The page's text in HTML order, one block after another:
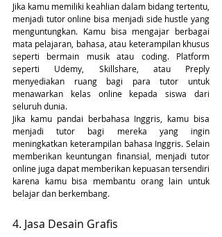
Jika kamu memiliki keahlian dalam bidang tertentu,
menjadi tutor online bisa menjadi side hustle yang
menguntungkan. Kamu bisa mengajar berbagai
mata pelajaran, bahasa, atau keterampilan khusus
seperti bermain musik atau coding. Platform
seperti Udemy, Skillshare, atau Preply
menyediakan ruang bagi para tutor untuk
menawarkan kelas online kepada siswa dari
seluruh dunia.
Jika kamu pandai berbahasa Inggris, kamu bisa
menjadi tutor bagi mereka yang ingin
meningkatkan keterampilan bahasa Inggris. Selain
memberikan keuntungan finansial, menjadi tutor
online juga dapat memberikan kepuasan tersendiri
karena kamu bisa membantu orang lain untuk
belajar dan berkembang.
4. Jasa Desain Grafis